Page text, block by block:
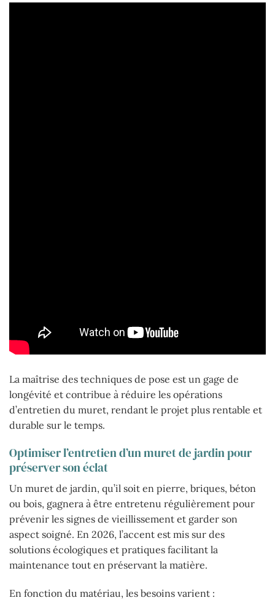
La maîtrise des techniques de pose est un gage de
longévité et contribue à réduire les opérations
d’entretien du muret, rendant le projet plus rentable et
durable sur le temps.
Optimiser l’entretien d’un muret de jardin pour
préserver son éclat
Un muret de jardin, qu’il soit en pierre, briques, béton
ou bois, gagnera à être entretenu régulièrement pour
prévenir les signes de vieillissement et garder son
aspect soigné. En 2026, l’accent est mis sur des
solutions écologiques et pratiques facilitant la
maintenance tout en préservant la matière.
En fonction du matériau, les besoins varient :